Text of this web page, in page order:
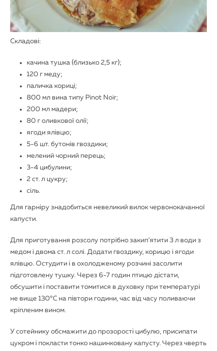
Складові:
качина тушка (близько 2,5 кг);
120 г меду;
паличка кориці;
800 мл вина типу Pinot Noir;
200 мл мадери;
80 г оливкової олії;
ягоди ялівцю;
5-6 шт. бутонів гвоздики;
мелений чорний перець;
3-4 цибулини;
2 ст. л цукру;
сіль.
Для гарніру знадобиться невеликий вилок червонокачанної
капусти.
Для приготування розсолу потрібно закип’ятити 3 л води з
медом і двома ст. л солі. Додати гвоздику, корицю і ягоди
ялівцю. Остудити і в охолодженому розчині засолити
підготовлену тушку. Через 6-7 годин птицю дістати,
обсушити і поставити томитися в духовку при температурі
не вище 130°С на півтори години, час від часу поливаючи
кріпленим вином.
У сотейнику обсмажити до прозорості цибулю, присипати
цукром і покласти тонко нашинковану капусту. Через чверть